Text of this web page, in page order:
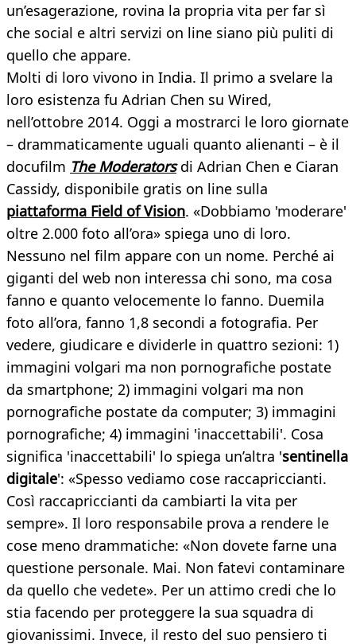
un’esagerazione, rovina la propria vita per far sì
che social e altri servizi on line siano più puliti di
quello che appare.
Molti di loro vivono in India. Il primo a svelare la
loro esistenza fu Adrian Chen su Wired,
nell’ottobre 2014. Oggi a mostrarci le loro giornate
– drammaticamente uguali quanto alienanti – è il
docufilm The Moderators di Adrian Chen e Ciaran
Cassidy, disponibile gratis on line sulla
piattaforma Field of Vision. «Dobbiamo 'moderare'
oltre 2.000 foto all’ora» spiega uno di loro.
Nessuno nel film appare con un nome. Perché ai
giganti del web non interessa chi sono, ma cosa
fanno e quanto velocemente lo fanno. Duemila
foto all’ora, fanno 1,8 secondi a fotografia. Per
vedere, giudicare e dividerle in quattro sezioni: 1)
immagini volgari ma non pornografiche postate
da smartphone; 2) immagini volgari ma non
pornografiche postate da computer; 3) immagini
pornografiche; 4) immagini 'inaccettabili'. Cosa
significa 'inaccettabili' lo spiega un’altra 'sentinella
digitale': «Spesso vediamo cose raccapriccianti.
Così raccapriccianti da cambiarti la vita per
sempre». Il loro responsabile prova a rendere le
cose meno drammatiche: «Non dovete farne una
questione personale. Mai. Non fatevi contaminare
da quello che vedete». Per un attimo credi che lo
stia facendo per proteggere la sua squadra di
giovanissimi. Invece, il resto del suo pensiero ti